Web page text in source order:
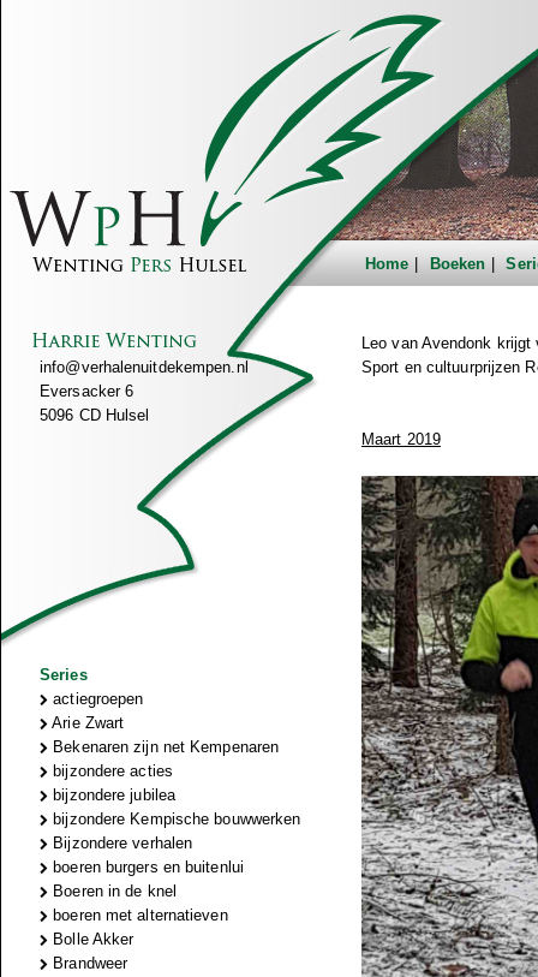
Home Boeken
info@verhalenuitdekempen.nl
Eversacker 6
5096 CD Hulsel
Series
actiegroepen
Arie Zwart
Bekenaren zijn net Kempenaren
bijzondere acties
bijzondere jubilea
bijzondere Kempische bouwwerken
Bijzondere verhalen
boeren burgers en buitenlui
Boeren in de knel
boeren met alternatieven
Bolle Akker
Brandweer
Leo van Avendonk
Sport en cultuurprijzen
Maart 2019